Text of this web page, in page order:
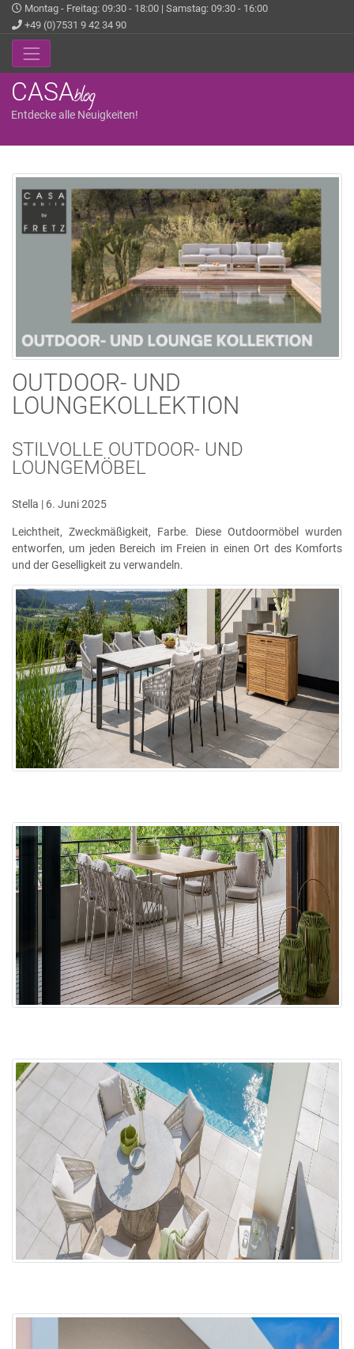
Montag - Freitag: 09:30 - 18:00 | Samstag: 09:30 - 16:00
+49 (0)7531 9 42 34 90
CASAblog
Entdecke alle Neuigkeiten!
OUTDOOR- UND
LOUNGEKOLLEKTION
STILVOLLE OUTDOOR- UND
LOUNGEMÖBEL
Stella | 6. Juni 2025
Leichtheit, Zweckmäßigkeit, Farbe. Diese Outdoormöbel wurden
entworfen, um jeden Bereich im Freien in einen Ort des Komforts
und der Geselligkeit zu verwandeln.